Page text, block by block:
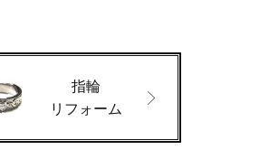
指輪
リフォーム